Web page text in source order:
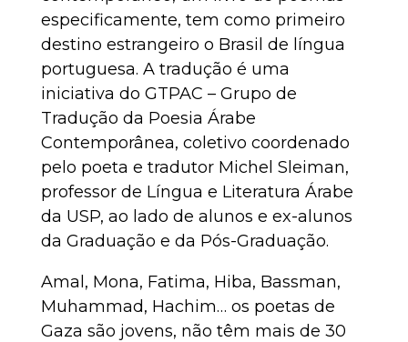
especificamente, tem como primeiro
destino estrangeiro o Brasil de língua
portuguesa. A tradução é uma
iniciativa do GTPAC – Grupo de
Tradução da Poesia Árabe
Contemporânea, coletivo coordenado
pelo poeta e tradutor Michel Sleiman,
professor de Língua e Literatura Árabe
da USP, ao lado de alunos e ex-alunos
da Graduação e da Pós-Graduação.
Amal, Mona, Fatima, Hiba, Bassman,
Muhammad, Hachim… os poetas de
Gaza são jovens, não têm mais de 30